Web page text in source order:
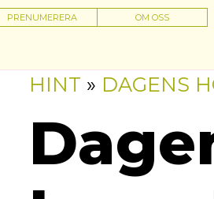
PRENUMERERA
OM OSS
HINT » DAGENS